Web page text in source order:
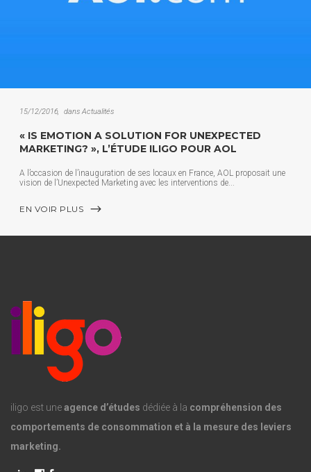
15/12/2016 dans Actualités
« IS EMOTION A SOLUTION FOR UNEXPECTED
MARKETING? », L’ÉTUDE ILIGO POUR AOL
A l’occasion de l’inauguration de ses locaux en France, AOL proposait une
vision de l’Unexpected Marketing avec les interventions de
EN VOIR PLUS
iligo est uneagence d’études dédiée à la compréhension des
comportements de consommation et à la mesure des leviers
marketing.